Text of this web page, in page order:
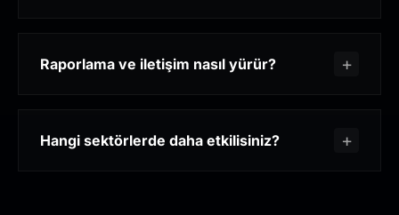
Raporlama ve iletişim nasıl yürür?
Hangi sektörlerde daha etkilisiniz?